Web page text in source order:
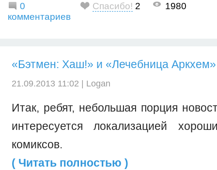
0
комментариев
Спасибо! 2 1980
«Бэтмен: Хаш!» и «Лечебница Аркхем»
21.09.2013 11:02 | Logan
Итак, ребят, небольшая порция
интересуется локализацией
комиксов.
( Читать полностью )